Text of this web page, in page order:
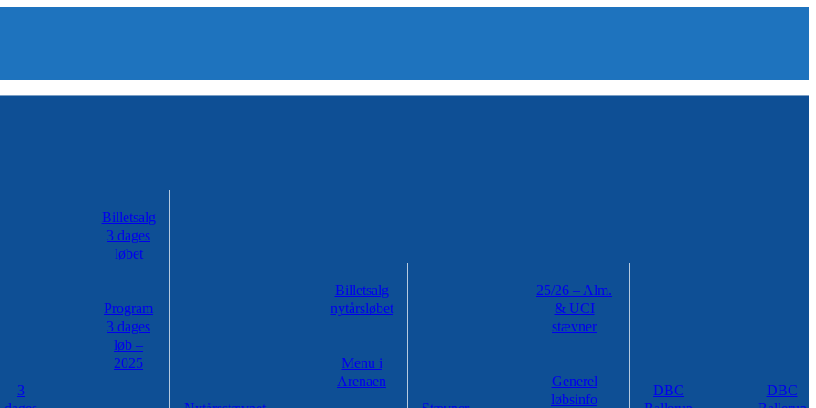
3
Billetsalg
3 dages
løbet
Program
3 dages
løb –
2025
Billetsalg
nytårsløbet
Menu i
Arenaen
25/26 – Alm.
& UCI
stævner
Generel
løbsinfo
DBC
DBC